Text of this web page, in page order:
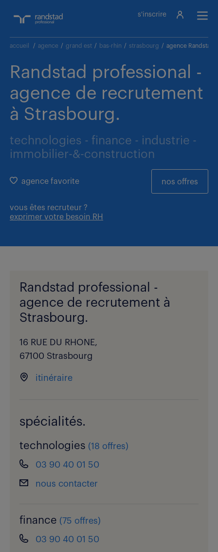
s'inscrire
accueil / agence / grand est / bas-rhin / strasbourg / agence Randstad
Randstad professional -
agence de recrutement
à Strasbourg.
technologies - finance - industrie -
immobilier-&-construction
nos offres
agence favorite
vous êtes recruteur ?
exprimer votre besoin RH
Randstad professional -
agence de recrutement à
Strasbourg.
16 RUE DU RHONE,
67100 Strasbourg
itinéraire
spécialités.
technologies (18 offres)
03 90 40 01 50
nous contacter
finance (75 offres)
03 90 40 01 50